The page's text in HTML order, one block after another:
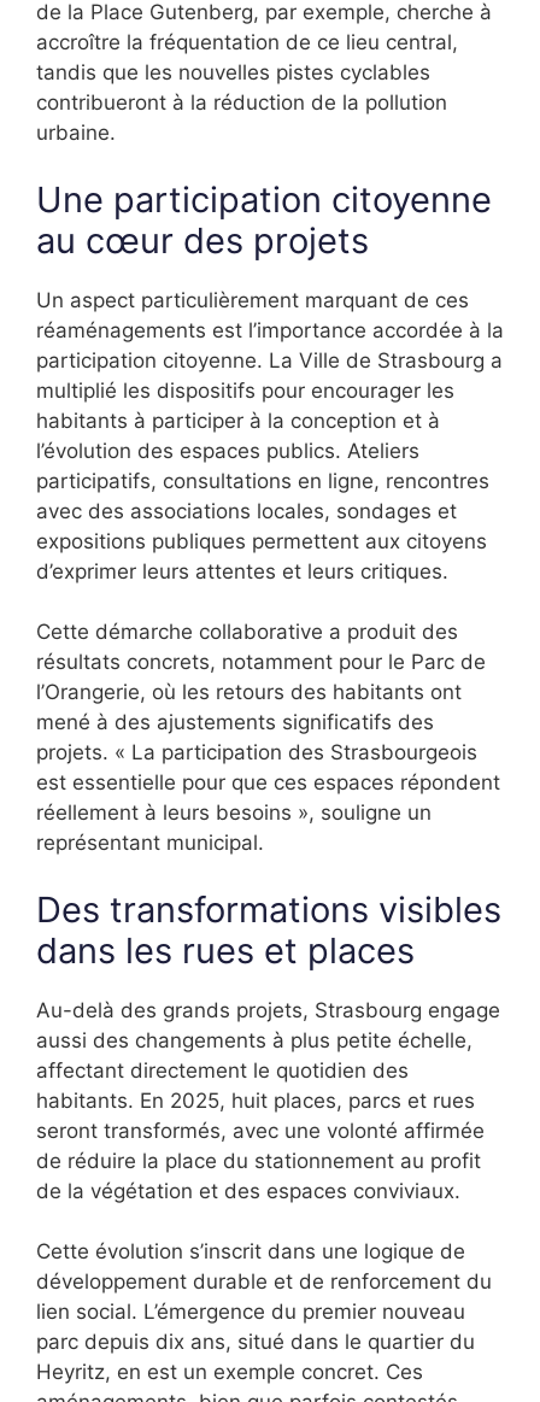
de la Place Gutenberg, par exemple, cherche à
accroître la fréquentation de ce lieu central,
tandis que les nouvelles pistes cyclables
contribueront à la réduction de la pollution
urbaine.
Une participation citoyenne
au cœur des projets
Un aspect particulièrement marquant de ces
réaménagements est l’importance accordée à la
participation citoyenne. La Ville de Strasbourg a
multiplié les dispositifs pour encourager les
habitants à participer à la conception et à
l’évolution des espaces publics. Ateliers
participatifs, consultations en ligne, rencontres
avec des associations locales, sondages et
expositions publiques permettent aux citoyens
d’exprimer leurs attentes et leurs critiques.
Cette démarche collaborative a produit des
résultats concrets, notamment pour le Parc de
l’Orangerie, où les retours des habitants ont
mené à des ajustements significatifs des
projets. « La participation des Strasbourgeois
est essentielle pour que ces espaces répondent
réellement à leurs besoins », souligne un
représentant municipal.
Des transformations visibles
dans les rues et places
Au-delà des grands projets, Strasbourg engage
aussi des changements à plus petite échelle,
affectant directement le quotidien des
habitants. En 2025, huit places, parcs et rues
seront transformés, avec une volonté affirmée
de réduire la place du stationnement au profit
de la végétation et des espaces conviviaux.
Cette évolution s’inscrit dans une logique de
développement durable et de renforcement du
lien social. L’émergence du premier nouveau
parc depuis dix ans, situé dans le quartier du
Heyritz, en est un exemple concret. Ces